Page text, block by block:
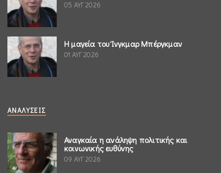
05 ΑΥΓ 2026
Η μαγεία του Ίνγκμαρ Μπέργκμαν
01 ΑΥΓ 2026
ΑΝΑΛΎΣΕΙΣ
Αναγκαία η ανάληψη πολιτικής και
κοινωνικής ευθύνης
09 ΑΥΓ 2026